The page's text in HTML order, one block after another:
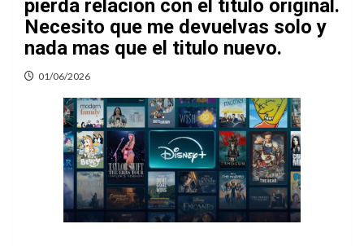
pierda relacion con el titulo original.
Necesito que me devuelvas solo y
nada mas que el titulo nuevo.
01/06/2026